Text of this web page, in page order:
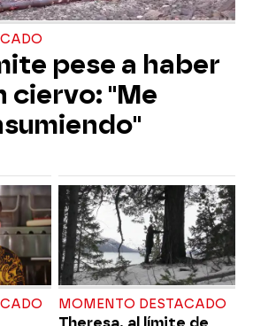
pese a haber
ciervo: "Me
MOMENTO DESTACADO